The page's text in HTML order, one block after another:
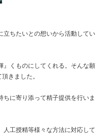
立ちたいとの想いから活動してい
』くものにしてくれる。そんな願
きました。
に寄り添って精子提供を行いま
人工授精等様々な方法に対応して